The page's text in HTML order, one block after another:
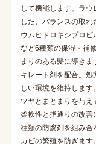
して機能します。ラ
した、バランスの取
ウムヒドロキシプロ
など6種類の保湿・補
まりのある髪に導き
キレート剤を配合。
しい環境を維持しま
ツヤとまとまりを与
柔軟性と指通りの改善
種類の防腐剤を組み合
カビの繁殖を防ぎま